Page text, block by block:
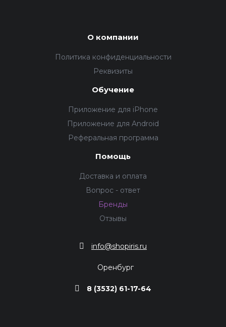
О компании
Политика конфиденциальности
Реквизиты
Обучение
Приложение для iPhone
Приложение для Android
Реферальная программа
Помощь
Доставка и оплата
Вопрос - ответ
Бренды
Отзывы
info@shopiris.ru
Оренбург
8 (3532) 61-17-64